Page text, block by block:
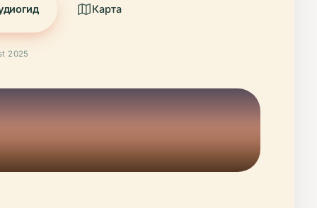
Карта
2025